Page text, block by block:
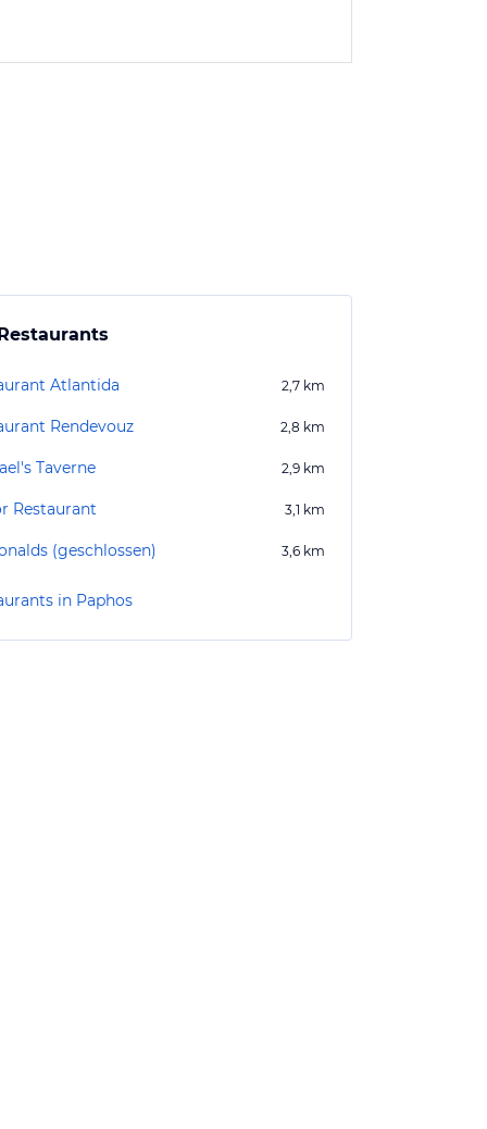
Atlantida 2,7 km
Rendevouz 2,8 km
Taverne 2,9 km
Restaurant 3,1 km
(geschlossen) 3,6 km
in Paphos